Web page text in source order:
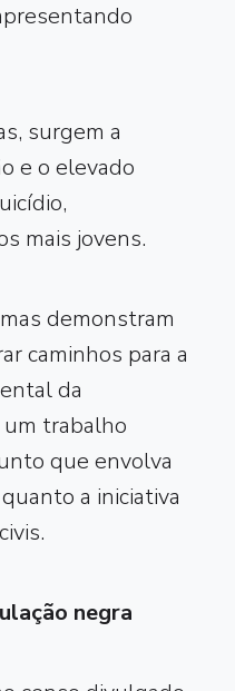
surgem a
e o elevado
mais jovens.
demonstram
caminhos para a
da
um trabalho
que envolva
a iniciativa
negra